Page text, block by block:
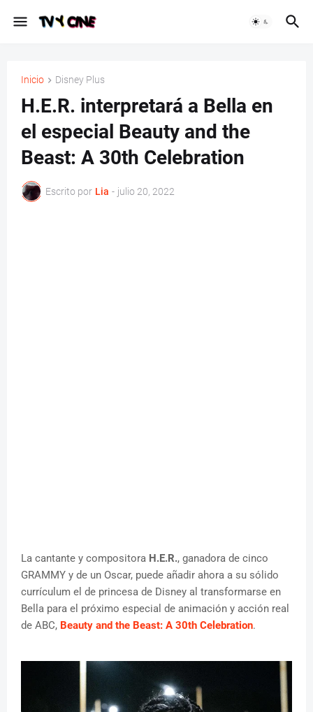
Inicio Disney Plus
H.E.R. interpretará a Bella en
el especial Beauty and the
Beast: A 30th Celebration
Escrito por Lia - julio 20, 2022
La cantante y compositora H.E.R., ganadora de cinco
GRAMMY y de un Oscar, puede añadir ahora a su sólido
currículum el de princesa de Disney al transformarse en
Bella para el próximo especial de animación y acción real
de ABC, Beauty and the Beast: A 30th Celebration.